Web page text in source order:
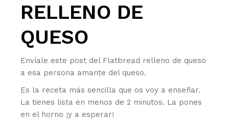
RELLENO DE
QUESO
Envíale este post del Flatbread relleno de queso
a esa persona amante del queso.
Es la receta más sencilla que os voy a enseñar.
La tienes lista en menos de 2 minutos. La pones
en el horno ¡y a esperar!